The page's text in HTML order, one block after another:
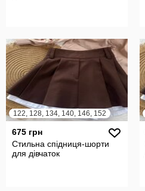
122, 128, 134, 140, 146, 152
675 грн
Стильна спідниця-шорти
для дівчаток